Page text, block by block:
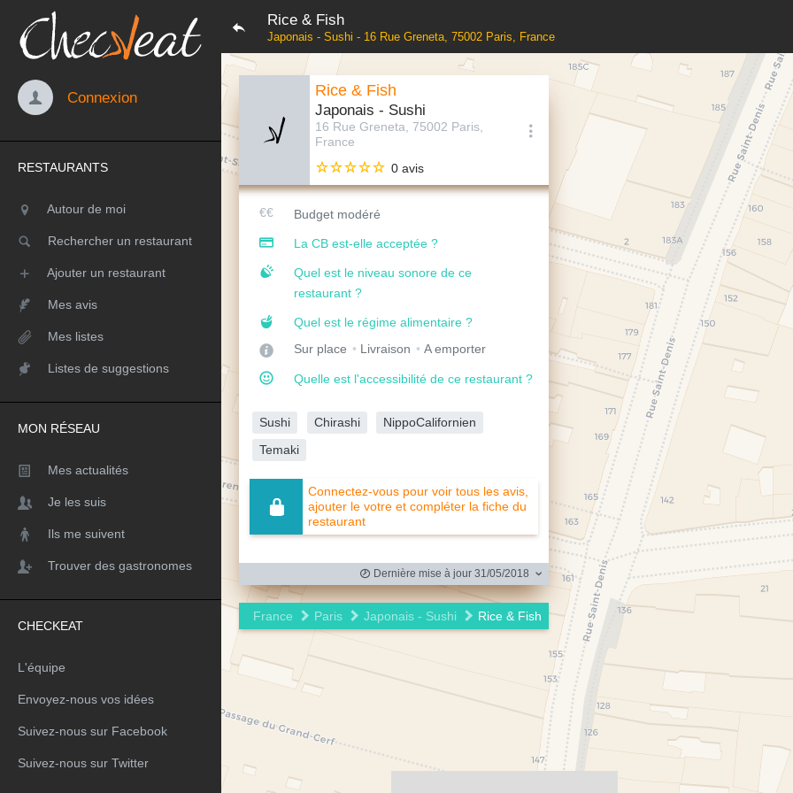
Rice & Fish
Japonais - Sushi - 16 Rue Greneta, 75002 Paris, France
Connexion
RESTAURANTS
Autour de moi
Rechercher un restaurant
Ajouter un restaurant
Mes avis
Mes listes
Listes de suggestions
MON RÉSEAU
Mes actualités
Je les suis
Ils me suivent
Trouver des gastronomes
CHECKEAT
L'équipe
Envoyez-nous vos idées
Suivez-nous sur Facebook
Suivez-nous sur Twitter
Rice & Fish
Japonais - Sushi
16 Rue Greneta, 75002 Paris,
France
0 avis
Budget modéré
La CB est-elle acceptée ?
Quel est le niveau sonore de ce
restaurant ?
Quel est le régime alimentaire ?
Sur place
Livraison A emporter
Quelle est l'accessibilité de ce restaurant ?
Sushi Chirashi
NippoCalifornien
Temaki
Connectez-vous pour voir tous les avis,
ajouter le votre et compléter la fiche du
restaurant
Dernière mise à jour 31/05/2018
France Paris Japonais - Sushi Rice & Fish